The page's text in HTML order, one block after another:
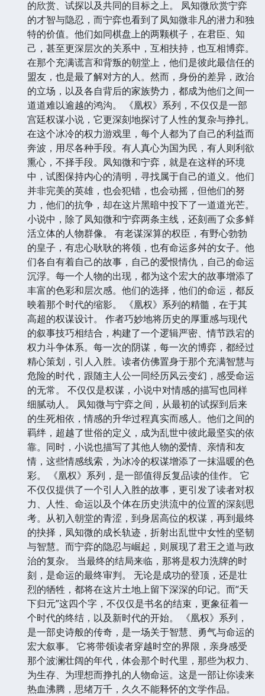
的欣赏、试探以及共同的目标之上。 凤知微欣赏宁弈
的才智与隐忍，而宁弈也看到了凤知微非凡的潜力和独
特的价值。他们如同棋盘上的两颗棋子，在君臣、知
己，甚至更深层次的关系中，互相扶持，也互相博弈。
在那个充满谎言和背叛的朝堂上，他们是彼此最信任的
盟友，也是最了解对方的人。然而，身份的差异，政治
的立场，以及各自背后的家族势力，都成为他们之间一
道道难以逾越的鸿沟。 《凰权》系列，不仅仅是一部
宫廷权谋小说，它更深刻地探讨了人性的复杂与挣扎。
在这个冰冷的权力游戏里，每个人都为了自己的利益而
奔波，用尽各种手段。有人真心为国为民，有人则利欲
熏心，不择手段。凤知微和宁弈，就是在这样的环境
中，试图保持内心的清明，寻找属于自己的道义。他们
并非完美的英雄，也会犯错，也会动摇，但他们的努
力，他们的抗争，却在这片黑暗中投下了一道道光芒。
小说中，除了凤知微和宁弈两条主线，还刻画了众多鲜
活立体的人物群像。 有老谋深算的权臣，有野心勃勃
的皇子，有忠心耿耿的将领，也有命运多舛的女子。他
们各自有着自己的故事，自己的爱恨情仇，自己的命运
沉浮。每一个人物的出现，都为这个宏大的故事增添了
丰富的色彩和层次感。他们的选择，他们的命运，都反
映着那个时代的缩影。 《凰权》系列的精髓，在于其
高超的权谋设计。 作者巧妙地将历史的厚重感与现代
的叙事技巧相结合，构建了一个逻辑严密、情节跌宕的
权力斗争体系。每一次的阴谋，每一次的博弈，都经过
精心策划，引人入胜。读者仿佛置身于那个充满智慧与
危险的时代，跟随主人公一同经历风云变幻，感受命运
的无常。 不仅仅是权谋，小说中对情感的描写也同样
细腻动人。 凤知微与宁弈之间，从最初的试探到后来
的生死相依，情感的升华过程真实而感人。他们之间的
羁绊，超越了世俗的定义，成为乱世中彼此最坚实的依
靠。同时，小说也描写了其他人物的爱情、亲情和友
情，这些情感线索，为冰冷的权谋增添了一抹温暖的色
彩。 《凰权》系列，是一部值得反复品读的佳作。 它
不仅仅提供了一个引人入胜的故事，更引发了读者对权
力、人性、命运以及个体在历史洪流中的位置的深刻思
考。从初入朝堂的青涩，到身居高位的权谋，再到最终
的抉择，凤知微的成长轨迹，折射出乱世中女性的坚韧
与智慧。而宁弈的隐忍与崛起，则展现了君王之道与政
治的复杂。 当最终的结局来临，那将是权力洗牌的时
刻，是命运的最终审判。 无论是成功的登顶，还是壮
烈的牺牲，都将在这片土地上留下深深的印记。而“天
下归元”这四个字，不仅仅是书名的结束，更象征着一
个时代的终结，以及新时代的开始。 《凰权》系列，
是一部史诗般的传奇，是一场关于智慧、勇气与命运的
宏大叙事。 它将带领读者穿越时空的界限，亲身感受
那个波澜壮阔的年代，体会那个时代里，那些为权力、
为生存、为理想而挣扎的人物命运。这是一部让你读来
热血沸腾，思绪万千，久久不能释怀的文学作品。